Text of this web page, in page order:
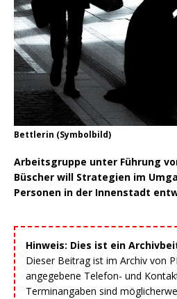
Bettlerin (Symbolbild)
Arbeitsgruppe unter Führung
Büscher will Strategien im
Personen in der Innenstadt
Hinweis: Dies ist ein
Dieser Beitrag ist im Archiv von
angegebene Telefon- und
Terminangaben sind